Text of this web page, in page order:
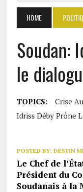
HOME
Soudan:
le
TOPICS:
Crise
Idriss Déby Prône
POSTED BY: DESTIN
Le Chef de
Président du
Soudanais à la